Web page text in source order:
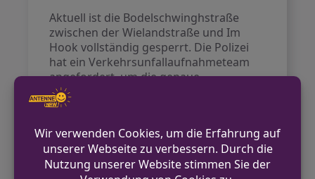
Aktuell ist die Bodelschwinghstraße
zwischen der Wielandstraße und Im
Hook vollständig gesperrt. Die Polizei
hat ein Verkehrsunfallaufnahmeteam
angefordert, um die genaue
Unfallursache zu ermitteln. Die
Ermittlungen dauern an.
Kontakt für Hinweise /
Pressestelle